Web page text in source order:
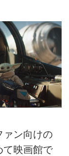
ン向けの
て映画館で